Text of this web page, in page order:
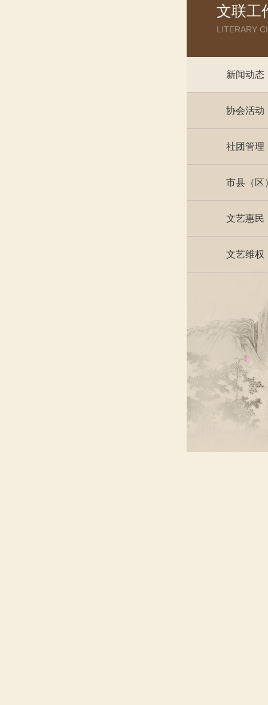
文联工
LITERARY
新闻动态
协会活动
社团管理
市县（区
文艺惠民
文艺维权